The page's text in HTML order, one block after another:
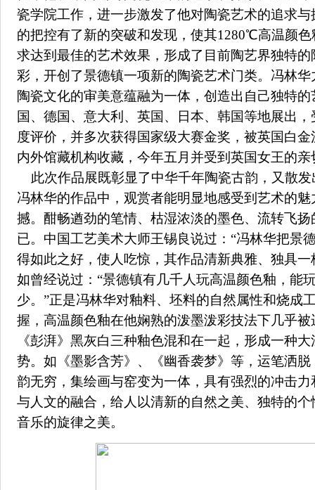
瓷学院工作，进一步激发了他对陶瓷艺术的追求
的把控有了新的突破和发现，使其1280℃高温颜
求达到最佳的艺术效果，形成了目前陶艺界独特
彩，开创了景德镇一项新的陶瓷艺术门类。冯林
陶瓷文化的审美意蕴融为一体，创造出自己独特
国、德国、意大利、英国、日本、韩国等地展出
度评价，并多次获得国家级大赛金奖，被英国白
内外馆藏机构收藏，今年五月并受到英国女王的亲
此次作品展既彰显了中华千年陶瓷古韵，又散
冯林华的作品中，观赏者能明显地感受到艺术的
撼。酣畅遒劲的笔情、枯湿浓淡的墨色、流转飞
已。中国工艺美术大师王锡良说过：“冯林华把景
得如此之好，使人吃惊，其作品清新典雅、独具
如曾经说过：“景德镇有几千人玩高温颜色釉，能
少。”正是冯林华对釉料、坯料的自然属性和烧成
握，高温颜色釉在他娴熟的泼墨泼彩技法下几乎
《彭湃》黑灰白三种釉色混和在一起，形成一种
势。如《墨影含芳》、《幽香袭梦》等，运笔洒
韵无穷，集绘画与窑变为一体，具有强烈的冲击
与人文的融合，给人以清新的自然之美、独特的
音乐的旋律之美。